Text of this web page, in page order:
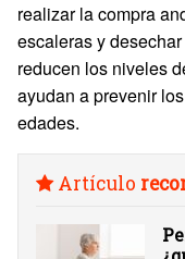
realizar la compra
escaleras y
reducen los niveles
ayudan a prevenir
edades.
Artículo